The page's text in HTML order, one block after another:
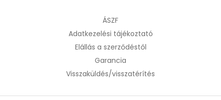
ÁSZF
Adatkezelési tájékoztató
Elállás a szerződéstől
Garancia
Visszaküldés/visszatérítés